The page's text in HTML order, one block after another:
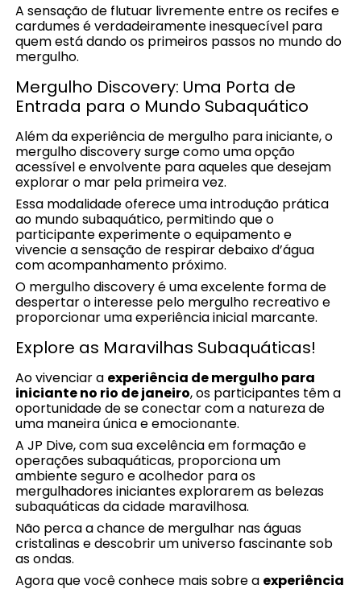
A sensação de flutuar livremente entre os recifes e
cardumes é verdadeiramente inesquecível para
quem está dando os primeiros passos no mundo do
mergulho.
Mergulho Discovery: Uma Porta de
Entrada para o Mundo Subaquático
Além da experiência de mergulho para iniciante, o
mergulho discovery surge como uma opção
acessível e envolvente para aqueles que desejam
explorar o mar pela primeira vez.
Essa modalidade oferece uma introdução prática
ao mundo subaquático, permitindo que o
participante experimente o equipamento e
vivencie a sensação de respirar debaixo d’água
com acompanhamento próximo.
O mergulho discovery é uma excelente forma de
despertar o interesse pelo mergulho recreativo e
proporcionar uma experiência inicial marcante.
Explore as Maravilhas Subaquáticas!
Ao vivenciar a experiência de mergulho para
iniciante no rio de janeiro, os participantes têm a
oportunidade de se conectar com a natureza de
uma maneira única e emocionante.
A JP Dive, com sua excelência em formação e
operações subaquáticas, proporciona um
ambiente seguro e acolhedor para os
mergulhadores iniciantes explorarem as belezas
subaquáticas da cidade maravilhosa.
Não perca a chance de mergulhar nas águas
cristalinas e descobrir um universo fascinante sob
as ondas.
Agora que você conhece mais sobre a experiência